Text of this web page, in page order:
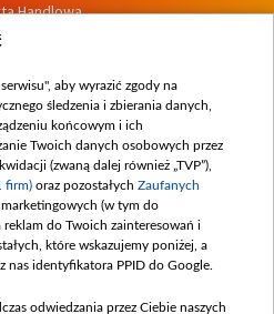
Handlowa
wewnętrznych
aby wyrazić zgody na
śledzenia i zbierania danych,
końcowym i ich
Twoich danych osobowych przez
(zwaną dalej również „TVP”),
firm) oraz pozostałych Zaufanych
marketingowych (w tym do
do Twoich zainteresowań i
które wskazujemy poniżej, a
nas identyfikatora PPID do Google.
odwiedzania przez Ciebie naszych